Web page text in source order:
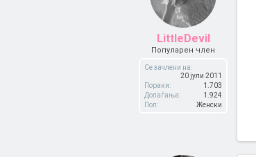
LittleDevil
Популарен член
Се зачлени на:
20 јули 2011
Пораки:
1.703
Допаѓања:
1.924
Пол:
Женски